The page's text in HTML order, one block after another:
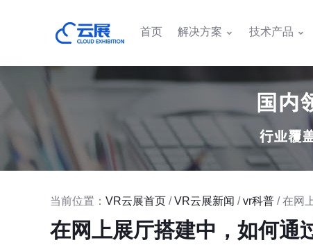
首页 解决方案 技术产品
当前位置： VR云展首页 /VR云展新闻 /vr科普 / 在网
在网上展厅搭建中，如何通